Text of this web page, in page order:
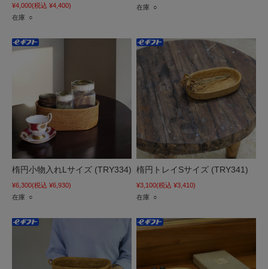
¥4,000(税込 ¥4,400)
在庫 ○
在庫 ○
楕円小物入れLサイズ (TRY334)
¥6,300(税込 ¥6,930)
在庫 ○
楕円トレイSサイズ (TRY341)
¥3,100(税込 ¥3,410)
在庫 ○